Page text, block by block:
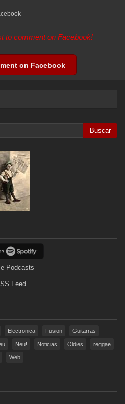
to comment on Facebook!
on Facebook
Buscar
Podcasts
Feed
Electronica Fusion Guitarras
Neu! Noticias Oldies reggae
Web